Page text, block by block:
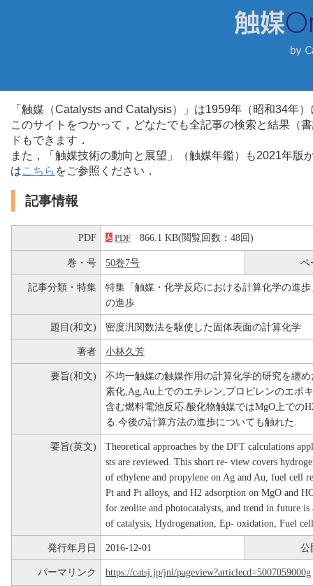
「触媒（Catalysts and Catalysis）」は1959年（昭和34年
このサイトをつかって，どなたでも全記事の検索と結果（
ドもできます．
また，「触媒技術の動向と展望」（触媒年鑑）も2021年
はこちら をご参照ください．
記事情報
PDF PDF 866.1 KB(閲覧回数：48回)
巻・号 50巻7号 ペ
記事分類・特集
特集「触媒・化学反応における計算化学の進
の進歩
題目(和文) 密度汎関数法を駆使した固体表面の計算化学
著者 小林久芳
要旨(和文)
不均一触媒の触媒作用の計算化学的研究を纏
素化,Ag,Au上でのエチレン,プロピレンのエポ
含む燃料電池反応.酸化物触媒ではMgO上での
る.今後の計算方法の進歩についても触れた.
要旨(英文)
Theoretical approaches by the DFT calculations
sts are reviewed. This short re- view covers
of ethylene and propylene on Ag and Au, fuel cell
Pt and Pt alloys, and H2 adsorption on MgO and
for zeolite and photocatalysts, and trend in future
of catalysis, Hydrogenation, Ep- oxidation, Fuel
発行年月日 2016-12-01 公
パーマリンク https://catsj.jp/jnl/pageview?articlecd=5007059000g